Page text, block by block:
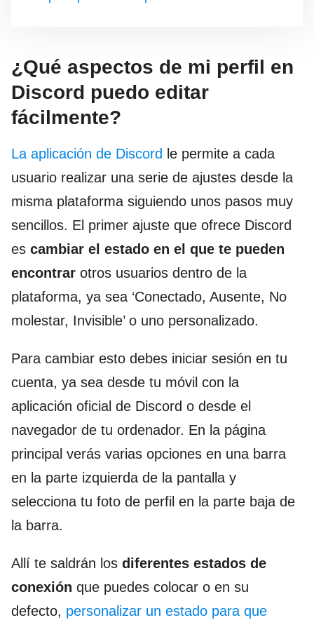
¿Qué aspectos de mi perfil en
Discord puedo editar
fácilmente?
La aplicación de Discord le permite a cada
usuario realizar una serie de ajustes desde la
misma plataforma siguiendo unos pasos muy
sencillos. El primer ajuste que ofrece Discord
es cambiar el estado en el que te pueden
encontrar otros usuarios dentro de la
plataforma, ya sea ‘Conectado, Ausente, No
molestar, Invisible’ o uno personalizado.
Para cambiar esto debes iniciar sesión en tu
cuenta, ya sea desde tu móvil con la
aplicación oficial de Discord o desde el
navegador de tu ordenador. En la página
principal verás varias opciones en una barra
en la parte izquierda de la pantalla y
selecciona tu foto de perfil en la parte baja de
la barra.
Allí te saldrán los diferentes estados de
conexión que puedes colocar o en su
defecto, personalizar un estado para que